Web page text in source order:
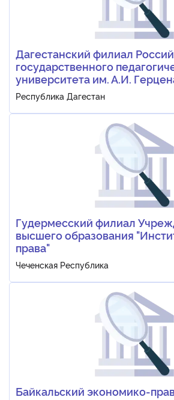
Дагестанский филиал
государственного
университета им. А.И.
Республика Дагестан
Гудермесский филиал
высшего образования
права"
Чеченская Республика
Байкальский экономико-